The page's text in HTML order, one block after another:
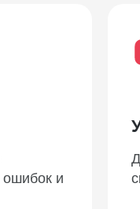
ошибок и